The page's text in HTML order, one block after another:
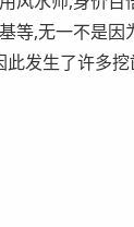
等,无一不是因
发生了许多